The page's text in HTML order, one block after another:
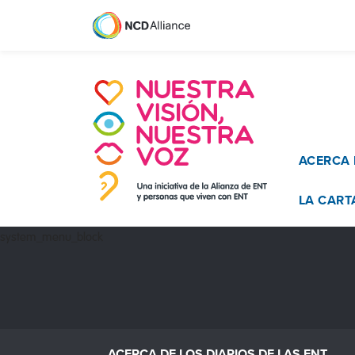
Main
ACERCA
LA